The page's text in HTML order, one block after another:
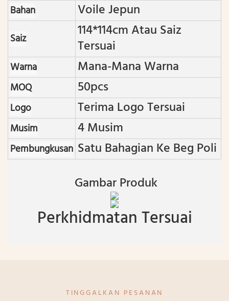
Bahan Voile Jepun
Saiz
114*114cm Atau Saiz
Tersuai
Warna Mana-Mana Warna
MOQ 50pcs
Logo Terima Logo Tersuai
Musim 4 Musim
Pembungkusan Satu Bahagian Ke Beg Poli
Gambar Produk
Perkhidmatan Tersuai
TINGGALKAN PESANAN